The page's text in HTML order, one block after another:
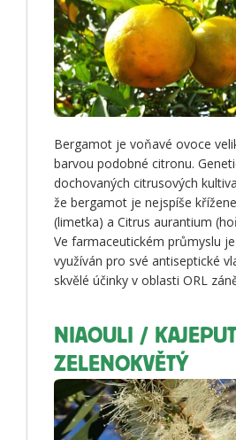
Bergamot je voňavé ovoce
barvou podobné citronu.
dochovaných citrusových
že bergamot je nejspíše
(limetka) a Citrus aurantium
Ve farmaceutickém průmyslu
využíván pro své antiseptické
skvělé účinky v oblasti ORL
NIAOULI / KAJEPUT
ZELENOKVĚTÝ